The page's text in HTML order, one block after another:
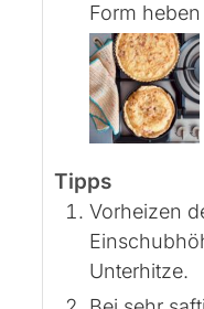
Form
Tipps
Vorheizen
Unterhitze.